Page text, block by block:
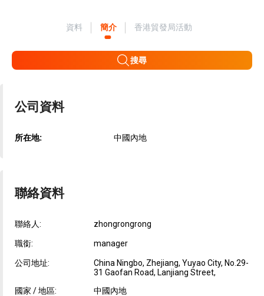
資料 簡介 香港貿發局活動
搜尋
公司資料
所在地: 中國內地
聯絡資料
聯絡人: zhongrongrong
職銜: manager
公司地址:
China Ningbo, Zhejiang, Yuyao City, No.29-
31 Gaofan Road, Lanjiang Street,
國家 / 地區:
中國內地